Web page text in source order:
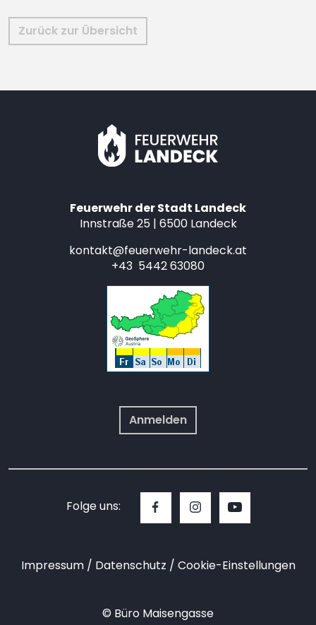
Zurück zur Übersicht
Feuerwehr der Stadt Landeck
Innstraße 25 | 6500 Landeck
kontakt@feuerwehr-landeck.at
+43 5442 63080
Anmelden
Folge uns:
Impressum Datenschutz Cookie-Einstellungen
© Büro Maisengasse